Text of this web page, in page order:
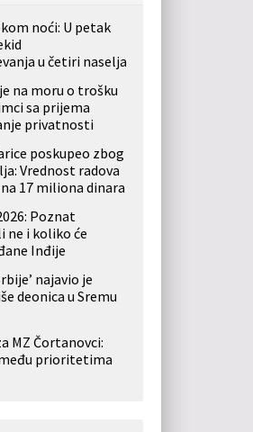
noći: U petak
u četiri naselja
na moru o trošku
sa prijema
privatnosti
poskupeo zbog
Vrednost radova
17 miliona dinara
Poznat
ne i koliko će
Inđije
najavio je
deonica u Sremu
MZ Čortanovci:
prioritetima